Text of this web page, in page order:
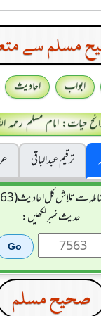
مسلم سے
ابواب احادیث
حیات: امام مسلم رحمہ
ترقيم عبدالباقی
سے تلاش کل احادیث (7563)
حدیث نمبر لکھیں:
صحيح مسلم